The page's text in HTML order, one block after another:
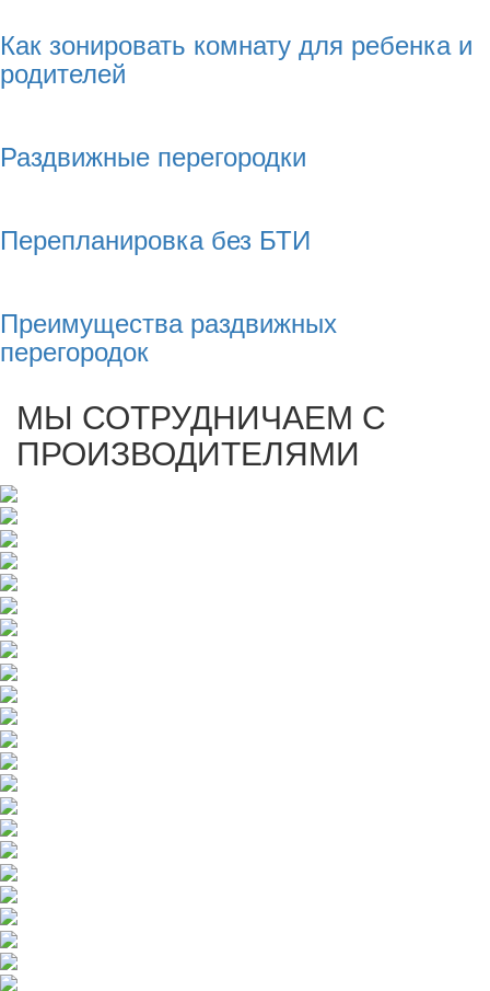
Как зонировать комнату для ребенка и
родителей
Раздвижные перегородки
Перепланировка без БТИ
Преимущества раздвижных
перегородок
МЫ СОТРУДНИЧАЕМ С
ПРОИЗВОДИТЕЛЯМИ